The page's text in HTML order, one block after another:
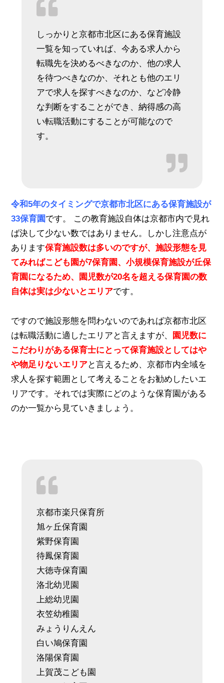
しっかりと京都市北区にある保育施設
一覧を知っていれば、今ある求人から
転職先を決めるべきなのか、他の求人
を待つべきなのか、それとも他のエリ
アで求人を探すべきなのか、など冷静
な判断をすることができ、納得感の高
い転職活動にすることが可能なので
す。
令和5年のタイミングで京都市北区にある保育施設が
33保育園です。 この教育施設自体は京都市内で見れ
ば決して少ない数ではありません。しかし注意点が
あります保育施設数は多いのですが、施設形態を見
てみればこども園が7保育園、小規模保育施設が丘保
育園になるため、園児数が20名を超える保育園の数
自体は実は少ないとエリアです。
ですので施設形態を問わないのであれば京都市北区
は転職活動に適したエリアと言えますが、 園児数に
こだわりがある保育士にとって保育施設としてはや
や物足りないエリアと言えるため、京都市内全域を
求人を探す範囲として考えることをお勧めしたいエ
リアです。それでは実際にどのような保育園がある
のか一覧から見ていきましょう。
京都市楽只保育所
旭ヶ丘保育園
紫野保育園
待鳳保育園
大徳寺保育園
洛北幼児園
上総幼児園
衣笠幼稚園
みょうりんえん
白い鳩保育園
洛陽保育園
上賀茂こども園